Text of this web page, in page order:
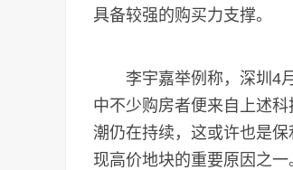
具备较强的购买力支撑。
李宇嘉举例称，深圳4月
中不少购房者便来自上述
潮仍在持续，这或许也是
现高价地块的重要原因之一